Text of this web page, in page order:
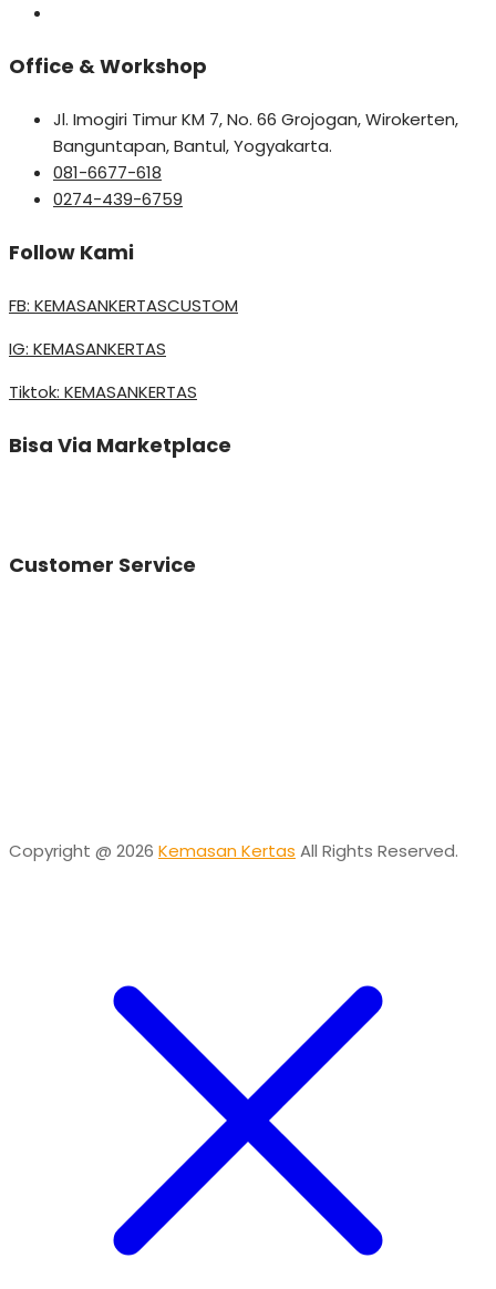
Office & Workshop
Jl. Imogiri Timur KM 7, No. 66 Grojogan, Wirokerten,
Banguntapan, Bantul, Yogyakarta.
081-6677-618
0274-439-6759
Follow Kami
FB: KEMASANKERTASCUSTOM
IG: KEMASANKERTAS
Tiktok: KEMASANKERTAS
Bisa Via Marketplace
Customer Service
Copyright @ 2026 Kemasan Kertas All Rights Reserved.